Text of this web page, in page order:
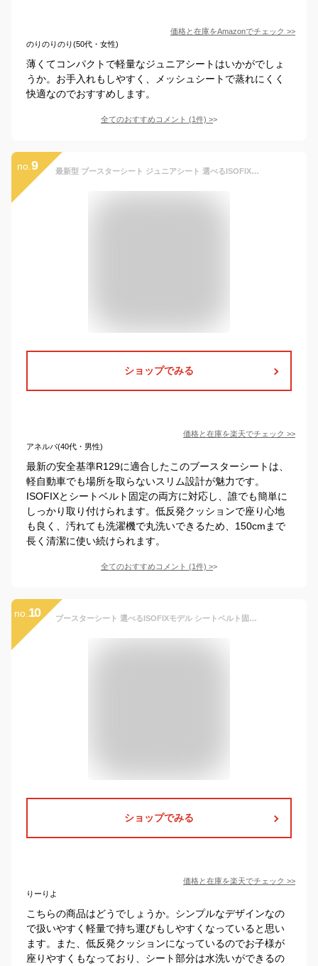
価格と在庫をAmazonでチェック >>
のりのりのり(50代・女性)
薄くてコンパクトで軽量なジュニアシートはいかがでしょ
うか。お手入れもしやすく、メッシュシートで蒸れにくく
快適なのでおすすめします。
全てのおすすめコメント (1件) >
no. 9 最新型 ブースターシート ジュニアシート 選べるISOFIXモデル シートベルト固定モデル 洗濯機で洗える チャイルドシート R129 ECE認証 I-SIZE 適合 125～150cm ロングユース 取付簡単 キッズシート ベビーシート 幼児用車シート 一年間保証
ショップでみる
価格と在庫を楽天でチェック >>
アネルバ(40代・男性)
最新の安全基準R129に適合したこのブースターシートは、
軽自動車でも場所を取らないスリム設計が魅力です。
ISOFIXとシートベルト固定の両方に対応し、誰でも簡単に
しっかり取り付けられます。低反発クッションで座り心地
も良く、汚れても洗濯機で丸洗いできるため、150cmまで
長く清潔に使い続けられます。
全てのおすすめコメント (1件) >
no. 10 ブースターシート 選べるISOFIXモデル シートベルト固定モデル【R129適合】ジュニアシート 125〜150cm ドリンクホルダー付き 小学生 チャイルドシート 低反発クッション 取付簡単 BoostPit ブーストピット Nebio ネビオ
ショップでみる
価格と在庫を楽天でチェック >>
りーりよ
こちらの商品はどうでしょうか。シンプルなデザインなの
で扱いやすく軽量で持ち運びもしやすくなっていると思い
ます。また、低反発クッションになっているのでお子様が
座りやすくもなっており、シート部分は水洗いができるの